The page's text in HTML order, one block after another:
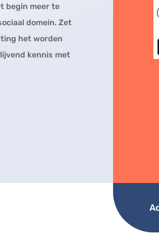
begin meer te
domein. Zet
het worden
kennis met